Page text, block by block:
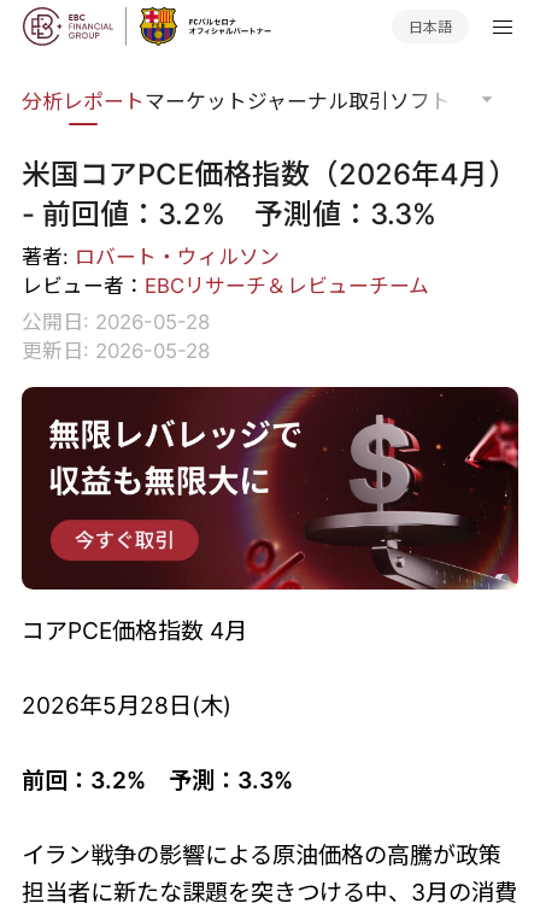
日本語
分析レポート マーケットジャーナル取引ソフトウェア
米国コアPCE価格指数（2026年4月）
- 前回値：3.2% 予測値：3.3%
著者: ロバート・ウィルソン
レビュー者： EBCリサーチ＆レビューチーム
公開日: 2026-05-28
更新日: 2026-05-28
コアPCE価格指数 4月
2026年5月28日(木)
前回：3.2% 予測：3.3%
イラン戦争の影響による原油価格の高騰が政策
担当者に新たな課題を突きつける中、3月の消費